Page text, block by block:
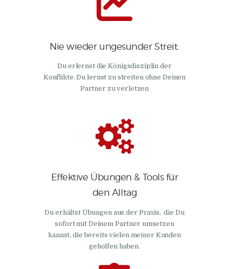
Nie wieder ungesunder Streit.
Du erlernst die Königsdisziplin der
Konflikte. Du lernst zu streiten ohne Deinen
Partner zu verletzen
Effektive Übungen & Tools für
den Alltag
Du erhältst Übungen aus der Praxis, die Du
sofort mit Deinem Partner umsetzen
kannst, die bereits vielen meiner Kunden
geholfen haben.